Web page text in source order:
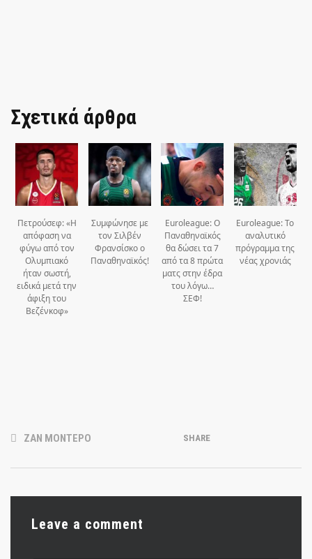
Σχετικά άρθρα
Πετρούσεφ: «Η
απόφαση να
φύγω από τον
Ολυμπιακό
ήταν σωστή,
ειδικά μετά την
άφιξη του
Βεζένκοφ»
Συμφώνησε με
τον Σιλβέν
Φρανσίσκο ο
Παναθηναϊκός!
Euroleague: Ο
Παναθηναϊκός
θα δώσει τα 7
από τα 8 πρώτα
ματς στην έδρα
του λόγω…
ΣΕΦ!
Euroleague: Το
αναλυτικό
πρόγραμμα της
νέας χρονιάς
ΖΑΝ ΜΟΝΤΕΡΟ SHARE
Leave a comment